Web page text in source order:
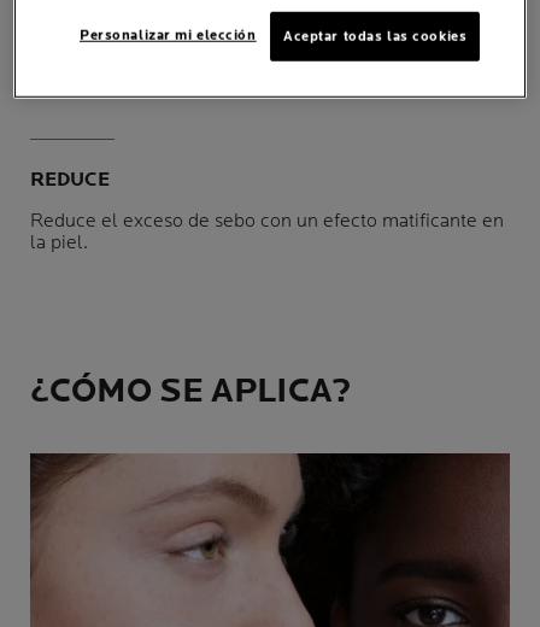
Potente acción calmante. Calma la piel y reduce la
REDUCE
Reduce el exceso de sebo con un efecto matificante en
la piel.
¿CÓMO SE APLICA?
Aceptar todas las cookies
Personalizar mi elección